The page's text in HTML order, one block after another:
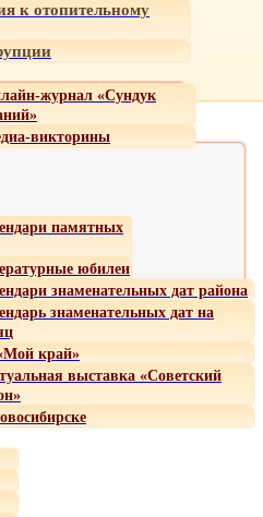
к отопительному
журнал «Сундук
викторины
памятных
юбилеи
знаменательных дат района
знаменательных дат на
край»
выставка «Советский